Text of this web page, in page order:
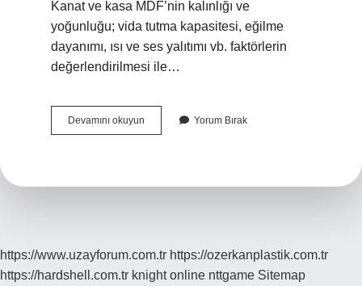
Kanat ve kasa MDF’nin kalınlığı ve
yoğunluğu; vida tutma kapasitesi, eğilme
dayanımı, ısı ve ses yalıtımı vb. faktörlerin
değerlendirilmesi ile…
Devamını okuyun
Mm
Yorum Bırak
https://www.uzayforum.com.tr https://ozerkanplastik.com.tr
https://hardshell.com.tr knight online nttgame Sitemap